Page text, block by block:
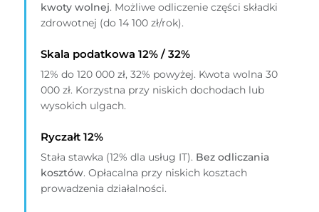
kwoty wolnej. Możliwe odliczenie części składki
zdrowotnej (do 14 100 zł/rok).
Skala podatkowa 12% / 32%
12% do 120 000 zł, 32% powyżej. Kwota wolna 30
000 zł. Korzystna przy niskich dochodach lub
wysokich ulgach.
Ryczałt 12%
Stała stawka (12% dla usług IT). Bez odliczania
kosztów. Opłacalna przy niskich kosztach
prowadzenia działalności.